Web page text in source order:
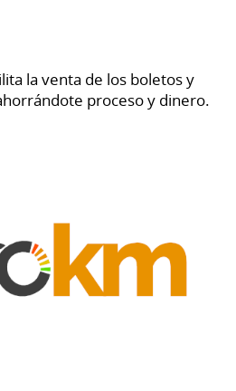
la venta de los boletos y
proceso y dinero.